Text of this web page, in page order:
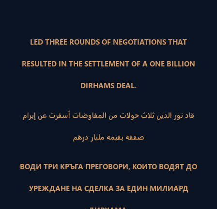
LED THREE ROUNDS OF NEGOTIATIONS THAT
RESULTED IN THE SETTLEMENT OF A ONE BILLION
DIRHAMS DEAL.
قاد نور الدين ثلاث جولات من المفاوضات أسفرت عن إبرام
صفقة بقيمة مليار درهم
ВОДИ ТРИ КРЪГА ПРЕГОВОРИ, КОИТО ВОДЯТ ДО
УРЕЖДАНЕ НА СДЕЛКА ЗА ЕДИН МИЛИАРД